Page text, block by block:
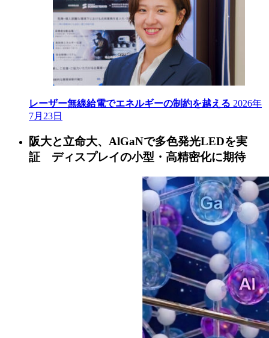
レーザー無線給電でエネルギーの制約を越える 2026年
7月23日
阪大と立命大、AlGaNで多色発光LEDを実
証 ディスプレイの小型・高精密化に期待